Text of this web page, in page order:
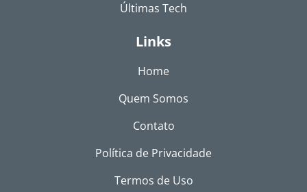
Últimas Tech
Links
Home
Quem Somos
Contato
Política de Privacidade
Termos de Uso